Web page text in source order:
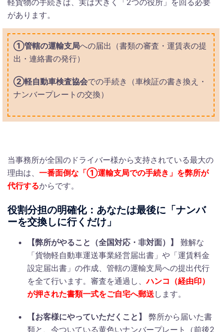
軽貨物の手続きは、実は大きく「2つの役所」を回る必要
があります。
①管轄の運輸支局への届出（書類の審査・運賃表の提
出・連絡書の発行）
②軽自動車検査協会での手続き（車検証の書き換え・
ナンバープレートの交換）
当事務所が全国のドライバー様から支持されている最大の
理由は、 一番面倒な「①運輸支局での手続き」を弊所が
代行するからです。
役割分担の明確化：あなたは最後に「ナンバ
ーを交換しに行くだけ」
【弊所がやること（全国対応・非対面）】
難解な
「貨物軽自動車運送事業経営届出書」や「運賃料金
設定届出書」の作成、管轄の運輸支局への提出代行
を全て行います。審査を通過し、ハンコ（経由印）
が押された書類一式をご自宅へ郵送します。
【お客様にやっていただくこと】
弊所から届いた書
類と、今ついている黄色いナンバープレート（前後2